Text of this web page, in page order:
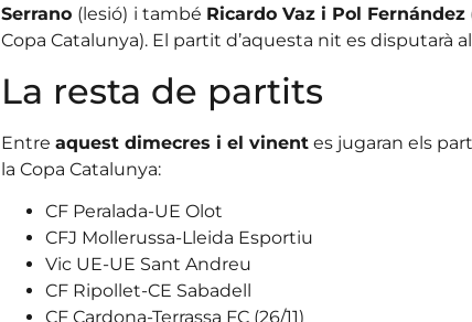
Serrano (lesió) i també Ricardo Vaz i Pol Fernández
Copa Catalunya). El partit d’aquesta nit es disputarà
La resta de partits
Entre aquest dimecres i el vinentes jugaran els
la Copa Catalunya:
CF Peralada-UE Olot
CFJ Mollerussa-Lleida Esportiu
Vic UE-UE Sant Andreu
CF Ripollet-CE Sabadell
CF Cardona-Terrassa FC (26/11)